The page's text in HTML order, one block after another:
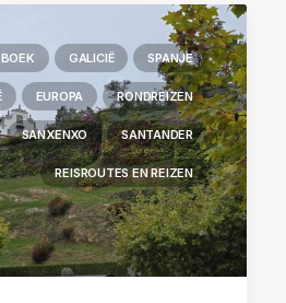
GALICIË SPANJE
EUROPA RONDREIZEN
SANXENXO SANTANDER
REISROUTES EN REIZEN